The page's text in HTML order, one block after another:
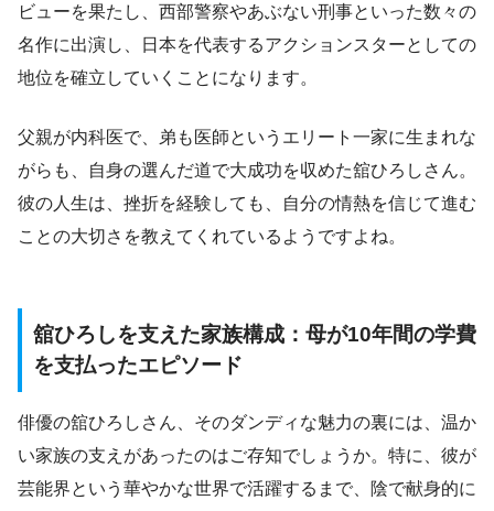
ビューを果たし、西部警察やあぶない刑事といった数々の
名作に出演し、日本を代表するアクションスターとしての
地位を確立していくことになります。
父親が内科医で、弟も医師というエリート一家に生まれな
がらも、自身の選んだ道で大成功を収めた舘ひろしさん。
彼の人生は、挫折を経験しても、自分の情熱を信じて進む
ことの大切さを教えてくれているようですよね。
舘ひろしを支えた家族構成：母が10年間の学費
を支払ったエピソード
俳優の舘ひろしさん、そのダンディな魅力の裏には、温か
い家族の支えがあったのはご存知でしょうか。特に、彼が
芸能界という華やかな世界で活躍するまで、陰で献身的に